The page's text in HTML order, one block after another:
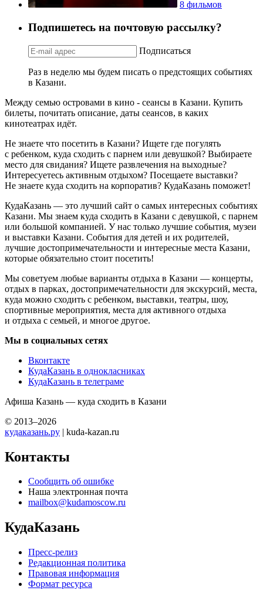
8 фильмов
Подпишетесь на почтовую рассылку?
Подписаться
Раз в неделю мы будем писать о предстоящих событиях
в Казани.
Между семью островами в кино - сеансы в Казани. Купить
билеты, почитать описание, даты сеансов, в каких
кинотеатрах идёт.
Не знаете что посетить в Казани? Ищете где погулять
с ребенком, куда сходить с парнем или девушкой? Выбираете
место для свидания? Ищете развлечения на выходные?
Интересуетесь активным отдыхом? Посещаете выставки?
Не знаете куда сходить на корпоратив? КудаКазань поможет!
КудаКазань — это лучший сайт о самых интересных событиях
Казани. Мы знаем куда сходить в Казани с девушкой, с парнем
или большой компанией. У нас только лучшие события, музеи
и выставки Казани. События для детей и их родителей,
лучшие достопримечательности и интересные места Казани,
которые обязательно стоит посетить!
Мы советуем любые варианты отдыха в Казани — концерты,
отдых в парках, достопримечательности для экскурсий, места,
куда можно сходить с ребенком, выставки, театры, шоу,
спортивные мероприятия, места для активного отдыха
и отдыха с семьей, и многое другое.
Мы в социальных сетях
Вконтакте
КудаКазань в однокласниках
КудаКазань в телеграме
Афиша Казань — куда сходить в Казани
© 2013–2026
кудаказань.ру | kuda-kazan.ru
Контакты
Сообщить об ошибке
Наша электронная почта
mailbox@kudamoscow.ru
КудаКазань
Пресс-релиз
Редакционная политика
Правовая информация
Формат ресурса